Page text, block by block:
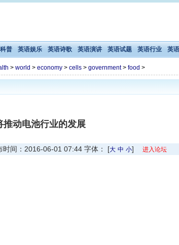
普 英语娱乐 英语诗歌 英语演讲 英语试题 英语行业 英
> world > economy> cells> government> food >
推动电池行业的发展
间：2016-06-01 07:44 字体： [大 中 小] 进入论坛